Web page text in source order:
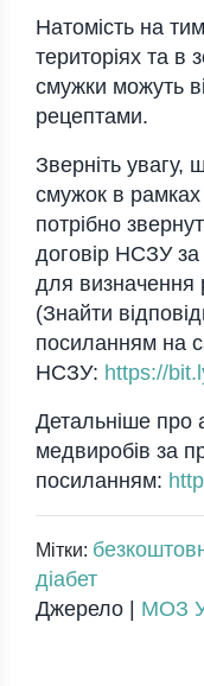
Натомість на
територіях та в
смужки можуть
рецептами.
Зверніть увагу,
смужок в рамках
потрібно
договір НСЗУ
для визначення
(Знайти
посиланням на
НСЗУ: https://
Детальніше про
медвиробів за
посиланням:
Мітки:
діабет
Джерело | МОЗ